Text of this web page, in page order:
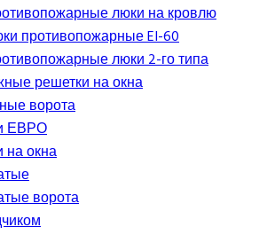
люки на кровлю
противопожарные EI-60
люки 2-го типа
решетки на окна
ворота
ЕВРО
на окна
ворота